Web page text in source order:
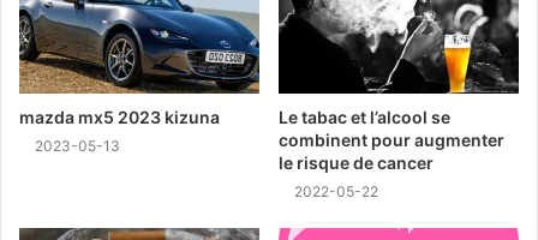
mazda mx5 2023 kizuna
2023-05-13
Le tabac et l’alcool se
combinent pour augmenter
le risque de cancer
2022-05-22